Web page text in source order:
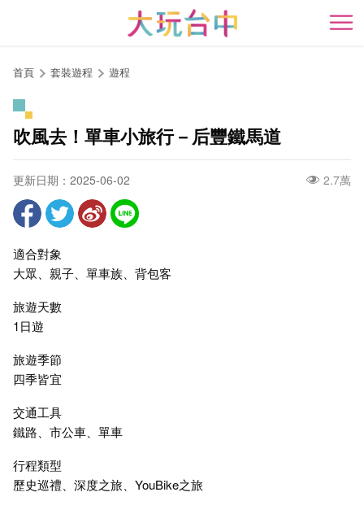
開
首頁 套裝遊程 遊程
吹風去！單車小旅行－后豐鐵馬道
更新日期：2025-06-02 2.7萬
適合對象
大眾、親子、單車族、背包客
旅遊天數
1日遊
旅遊季節
四季皆宜
交通工具
鐵路、市公車、單車
行程類型
歷史巡禮、深度之旅、YouBike之旅